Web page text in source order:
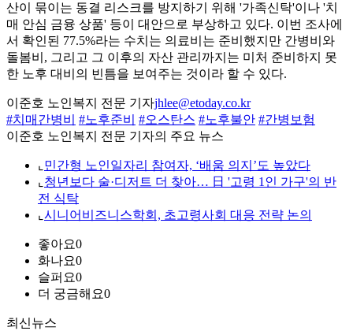
산이 묶이는 동결 리스크를 방지하기 위해 '가족신탁'이나 '치
매 안심 금융 상품' 등이 대안으로 부상하고 있다. 이번 조사에
서 확인된 77.5%라는 수치는 의료비는 준비했지만 간병비와
돌봄비, 그리고 그 이후의 자산 관리까지는 미처 준비하지 못
한 노후 대비의 빈틈을 보여주는 것이라 할 수 있다.
이준호 노인복지 전문 기자jhlee@etoday.co.kr
#치매간병비
#노후준비 #오스탄스 #노후불안 #간병보험
이준호 노인복지 전문 기자의 주요 뉴스
⌞ 민간형 노인일자리 참여자, ‘배움 의지’도 높았다
⌞ 청년보다 술·디저트 더 찾아… 日 '고령 1인 가구'의 반
전 식탁
⌞ 시니어비즈니스학회, 초고령사회 대응 전략 논의
좋아요0
화나요0
슬퍼요0
더 궁금해요0
최신뉴스